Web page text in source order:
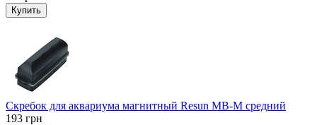
Купить
Скребок для аквариума магнитный Resun MB-M средний
193 грн